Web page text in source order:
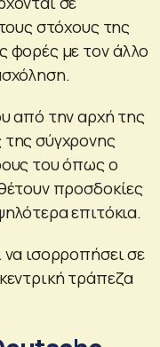
στόχους της
φορές με τον άλλο
από την αρχή της
σύγχρονης
του όπως ο
προσδοκίες
επιτόκια.
να ισορροπήσει σε
τράπεζα